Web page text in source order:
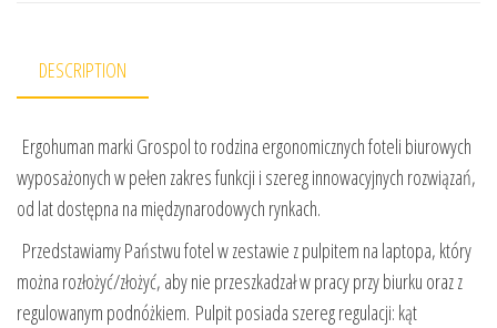
DESCRIPTION
Ergohuman marki Grospol to rodzina ergonomicznych foteli biurowych
wyposażonych w pełen zakres funkcji i szereg innowacyjnych rozwiązań,
od lat dostępna na międzynarodowych rynkach.
Przedstawiamy Państwu fotel w zestawie z pulpitem na laptopa, który
można rozłożyć/złożyć, aby nie przeszkadzał w pracy przy biurku oraz z
regulowanym podnóżkiem. Pulpit posiada szereg regulacji: kąt